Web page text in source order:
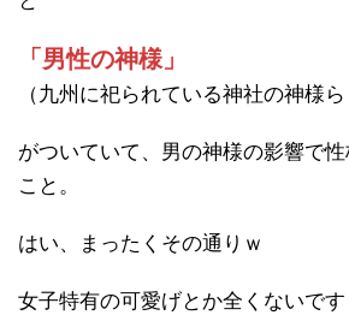
「男性の神様」
（九州に祀られている神社の神様ら
がついていて、男の神様の影響で
こと。
はい、まったくその通りｗ
女子特有の可愛げとか全くないです